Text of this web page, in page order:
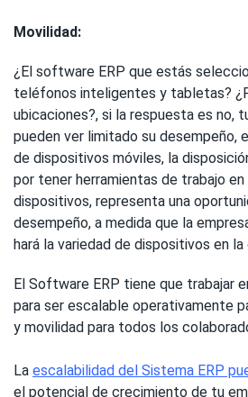
Movilidad:
¿El software ERP que estás
teléfonos inteligentes y tabletas?
ubicaciones?, si la respuesta es no,
pueden ver limitado su desempeño,
de dispositivos móviles, la
por tener herramientas de trabajo en
dispositivos, representa una
desempeño, a medida que la
hará la variedad de dispositivos en la
El Software ERP tiene que trabajar
para ser escalable operativamente
y movilidad para todos los
La escalabilidad del Sistema ERP
el potencial de crecimiento de tu